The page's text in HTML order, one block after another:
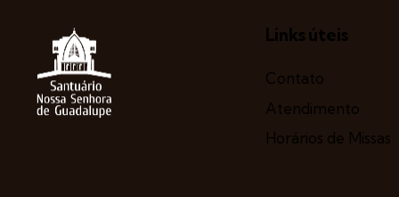
Links úteis
Contato
Atendimento
Horários de Missas